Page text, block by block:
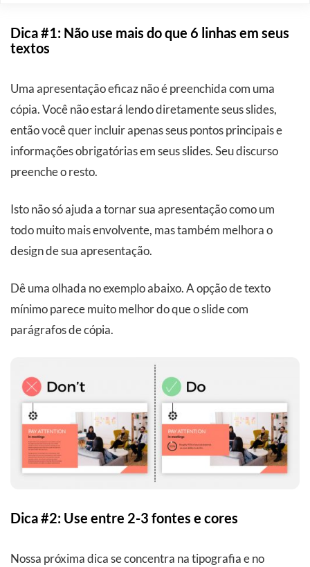
Dica #1: Não use mais do que 6 linhas em seus
textos
Uma apresentação eficaz não é preenchida com uma
cópia. Você não estará lendo diretamente seus slides,
então você quer incluir apenas seus pontos principais e
informações obrigatórias em seus slides. Seu discurso
preenche o resto.
Isto não só ajuda a tornar sua apresentação como um
todo muito mais envolvente, mas também melhora o
design de sua apresentação.
Dê uma olhada no exemplo abaixo. A opção de texto
mínimo parece muito melhor do que o slide com
parágrafos de cópia.
Dica #2: Use entre 2-3 fontes e cores
Nossa próxima dica se concentra na tipografia e no